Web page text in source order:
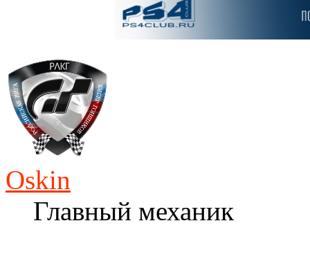
Oskin
Главный механик